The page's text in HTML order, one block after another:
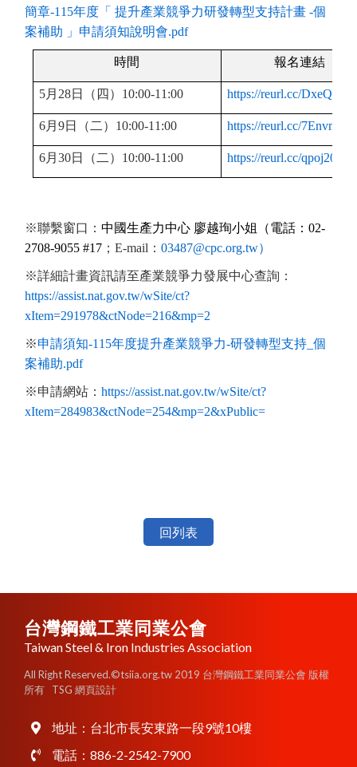
簡章-115年度「 提升產業競爭力研發轉型支持計畫 -個
案補助 」申請須知說明會.pdf
時間 報名連結
5月28日（四）10:00-11:00 https://reurl.cc/DxeQLQ
6月9日（二）10:00-11:00 https://reurl.cc/7Envmk
6月30日（二）10:00-11:00 https://reurl.cc/qpoj20
※聯繫窗口： 中國生產力中心 廖越珣小姐（電話：02-
2708-9055 #17 ；E-mail： 03487@cpc.org.tw）
※詳細計畫資訊請至產業競爭力發展中心查詢：
https://assist.nat.gov.tw/wSite/ct?
xItem=291978&ctNode=216&mp=2
※申請須知-115年度提升產業競爭力-研發轉型支持_個
案補助.pdf
※申請網站： https://assist.nat.gov.tw/wSite/ct?
xItem=284983&ctNode=254&mp=2&xPublic=
回列表
台灣鋼鐵工業同業公會
Taiwan Steel & Iron Industries Association
All Right Reserved.©tsiia.org.tw 2019 台灣鋼鐵工業同業公會 版權
所有 TSG 網頁設計
地址： 台北市長安東路一段9號10樓
電話： 886-2-2542-7900